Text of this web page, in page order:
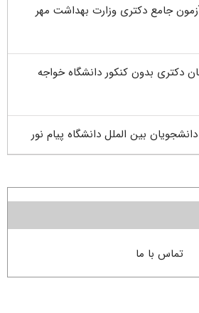
جامع دکتری وزارت بهداشت مهر
دکتری بدون کنکور دانشگاه خواجه
بین الملل دانشگاه پیام نور
تماس با ما